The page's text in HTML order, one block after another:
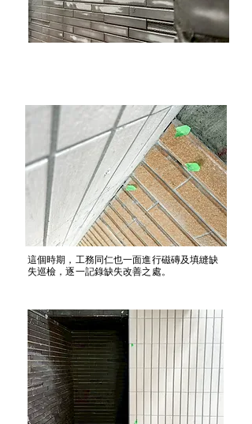
這個時期，工務同仁也一面進行磁磚及填縫缺
失巡檢，逐一記錄缺失改善之處。